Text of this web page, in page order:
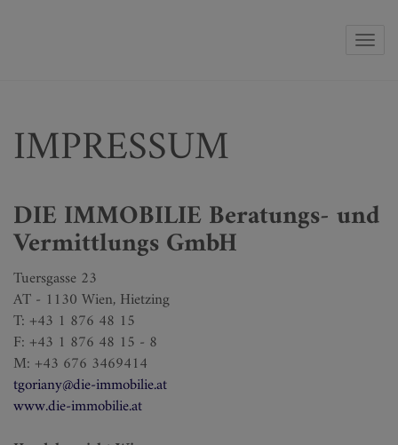
IMPRESSUM
DIE IMMOBILIE Beratungs- und
Vermittlungs GmbH
Tuersgasse 23
AT - 1130 Wien, Hietzing
T: +43 1 876 48 15
F: +43 1 876 48 15 - 8
M: +43 676 3469414
tgoriany@die-immobilie.at
www.die-immobilie.at